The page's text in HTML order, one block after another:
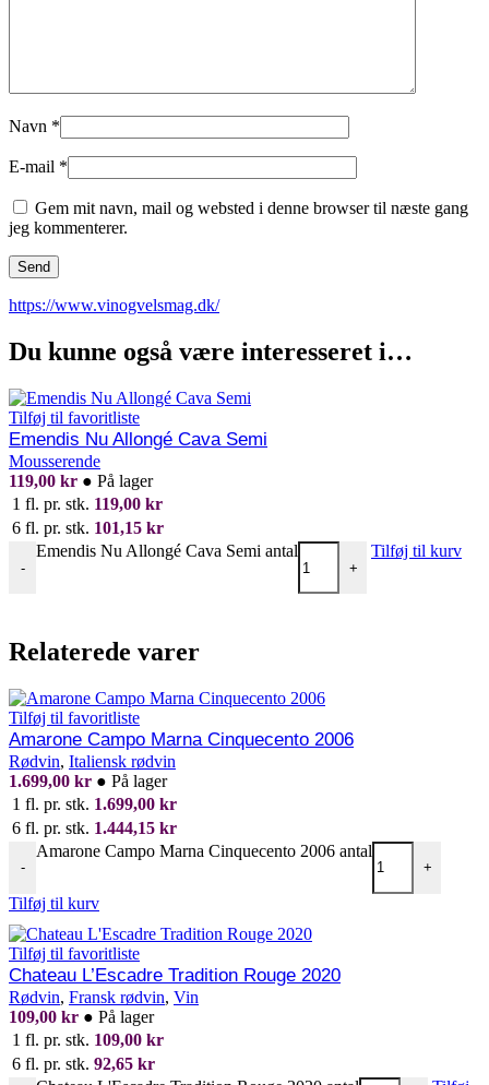
Navn *
E-mail *
Gem mit navn, mail og websted i denne browser til næste gang
jeg kommenterer.
https://www.vinogvelsmag.dk/
Du kunne også være interesseret i…
Tilføj til favoritliste
Emendis Nu Allongé Cava Semi
Mousserende
119,00 kr ● På lager
1 fl. pr. stk. 119,00 kr
6 fl. pr. stk. 101,15 kr
-
Emendis Nu Allongé Cava Semi antal
+
Tilføj til kurv
Relaterede varer
Tilføj til favoritliste
Amarone Campo Marna Cinquecento 2006
Rødvin, Italiensk rødvin
1.699,00 kr ● På lager
1 fl. pr. stk. 1.699,00 kr
6 fl. pr. stk. 1.444,15 kr
-
Amarone Campo Marna Cinquecento 2006 antal
+
Tilføj til kurv
Tilføj til favoritliste
Chateau L’Escadre Tradition Rouge 2020
Rødvin, Fransk rødvin, Vin
109,00 kr ● På lager
1 fl. pr. stk. 109,00 kr
6 fl. pr. stk. 92,65 kr